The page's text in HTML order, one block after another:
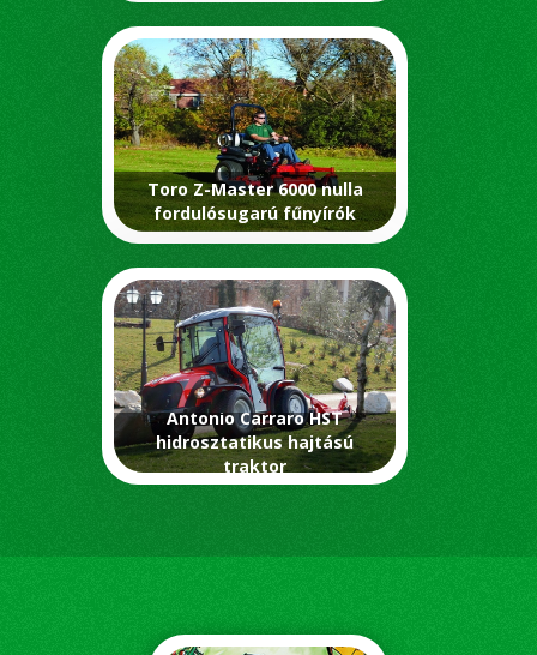
Toro Z-Master 6000 nulla
fordulósugarú fűnyírók
Antonio Carraro HST
hidrosztatikus hajtású
traktor